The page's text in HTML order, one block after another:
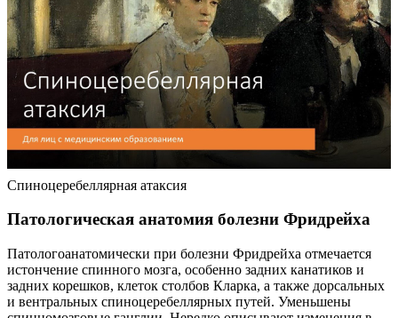
Спиноцеребеллярная атаксия
Патологическая анатомия болезни Фридрейха
Патологоанатомически при болезни Фридрейха отмечается
истончение спинного мозга, особенно задних канатиков и
задних корешков, клеток столбов Кларка, а также дорсальных
и вентральных спиноцеребеллярных путей. Уменьшены